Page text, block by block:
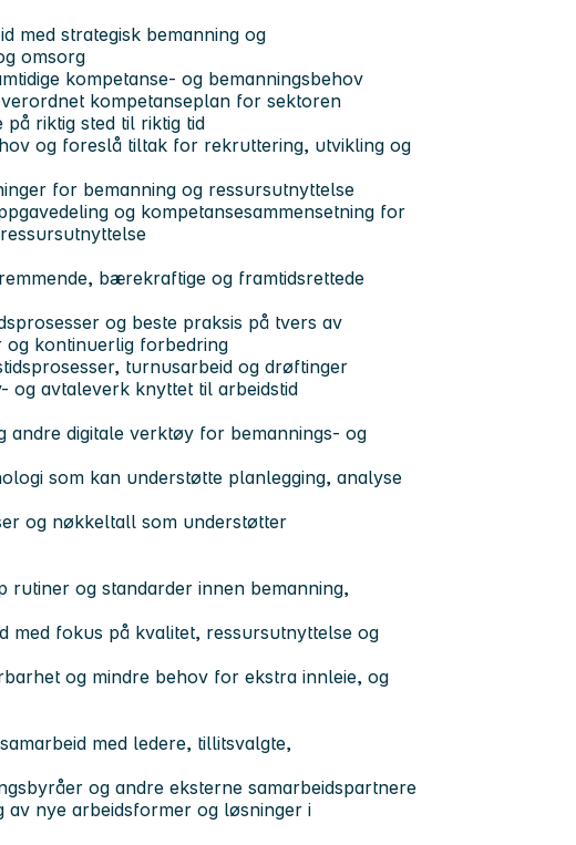
med strategisk bemanning og
omsorg
kompetanse- og bemanningsbehov
kompetanseplan for sektoren
riktig sted til riktig tid
og foreslå tiltak for rekruttering, utvikling og
for bemanning og ressursutnyttelse
og kompetansesammensetning for
bærekraftige og framtidsrettede
og beste praksis på tvers av
og kontinuerlig forbedring
turnusarbeid og drøftinger
og avtaleverk knyttet til arbeidstid
andre digitale verktøy for bemannings- og
som kan understøtte planlegging, analyse
og nøkkeltall som understøtter
rutiner og standarder innen bemanning,
med fokus på kvalitet, ressursutnyttelse og
og mindre behov for ekstra innleie, og
med ledere, tillitsvalgte,
og andre eksterne samarbeidspartnere
nye arbeidsformer og løsninger i